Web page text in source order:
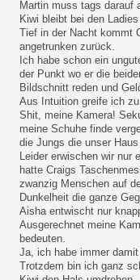
Martin muss tags darauf
Kiwi bleibt bei den Ladies
Tief in der Nacht kommt
angetrunken zurück.
Ich habe schon ein
der Punkt wo er die
Bildschnitt reden und
Aus Intuition greife ich
Shit, meine Kamera!
meine Schuhe finde
die Jungs die unser
Leider erwischen wir
hatte Craigs
zwanzig Menschen auf
Dunkelheit die ganze
Aisha entwischt nur
Ausgerechnet meine
bedeuten.
Ja, ich habe immer
Trotzdem bin ich ganz